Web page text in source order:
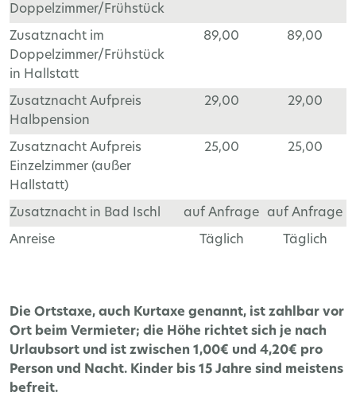
Doppelzimmer/Frühstück
Zusatznacht im
Doppelzimmer/Frühstück
in Hallstatt
89,00 89,00
Zusatznacht Aufpreis
Halbpension
29,00 29,00
Zusatznacht Aufpreis
Einzelzimmer (außer
Hallstatt)
25,00 25,00
Zusatznacht in Bad Ischl auf Anfrage auf Anfrage
Anreise Täglich Täglich
Die Ortstaxe, auch Kurtaxe genannt, ist zahlbar vor
Ort beim Vermieter; die Höhe richtet sich je nach
Urlaubsort und ist zwischen 1,00€ und 4,20€ pro
Person und Nacht. Kinder bis 15 Jahre sind meistens
befreit.